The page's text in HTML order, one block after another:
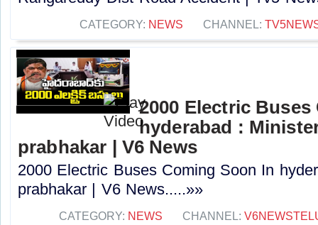
CATEGORY: NEWS CHANNEL:
2000 Electric
hyderabad :
prabhakar | V6 News
2000 Electric Buses Coming Soon In
prabhakar | V6 News.....»»
CATEGORY: NEWS CHANNEL: